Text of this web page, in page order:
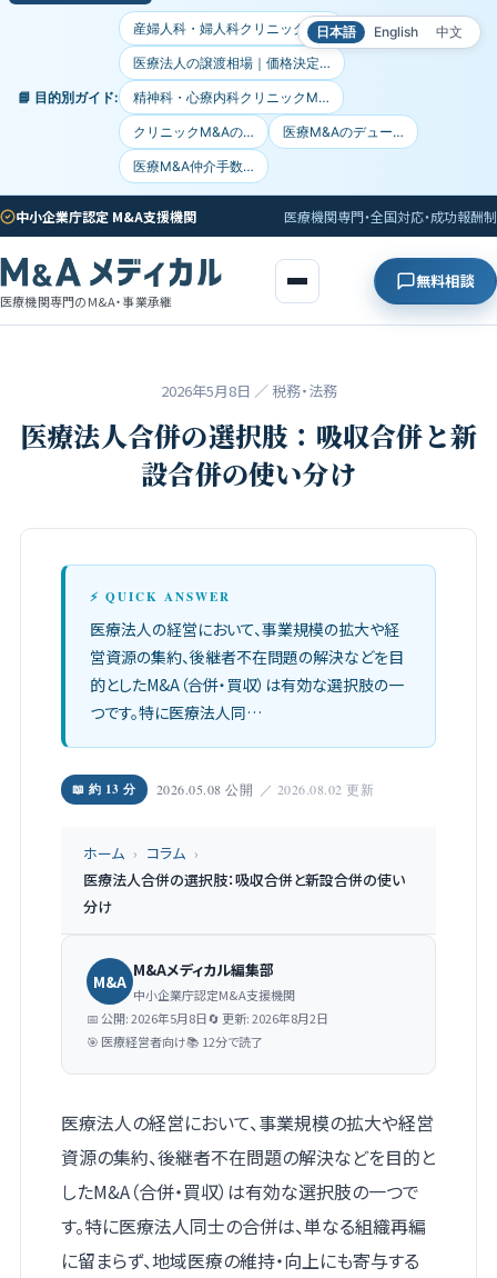
日本語 English 中文
📘 目的別ガイド:
産婦人科・婦人科クリニックM…
医療法人の譲渡相場｜価格決定…
精神科・心療内科クリニックM…
クリニックM&Aの… 医療M&Aのデュー…
医療M&A仲介手数…
中小企業庁認定 M&A支援機関 医療機関専門・全国対応・成功報酬制
医療機関専門のM&A・事業承継
無料相談
2026年5月8日 ／ 税務・法務
医療法人合併の選択肢：吸収合併と新
設合併の使い分け
⚡ QUICK ANSWER
医療法人の経営において、事業規模の拡大や経
営資源の集約、後継者不在問題の解決などを目
的としたM&A（合併・買収）は有効な選択肢の一
つです。特に医療法人同…
📖 約 13 分 2026.05.08 公開 ／ 2026.08.02 更新
ホーム › コラム ›
医療法人合併の選択肢：吸収合併と新設合併の使い
分け
M&A
M&Aメディカル編集部
中小企業庁認定M&A支援機関
📅 公開: 2026年5月8日🔄 更新: 2026年8月2日
🎯 医療経営者向け📚 12分で読了
医療法人の経営において、事業規模の拡大や経営
資源の集約、後継者不在問題の解決などを目的と
したM&A（合併・買収）は有効な選択肢の一つで
す。特に医療法人同士の合併は、単なる組織再編
に留まらず、地域医療の維持・向上にも寄与する